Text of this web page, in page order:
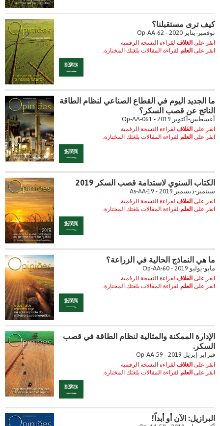
كيف ترى مستقبلنا؟
نوفمبر-يناير 2020 - Op-AA-62
انقر على الغلاف لقراءة النسخة الرقمية.
انقر على العلم لقراءة المقالات بلغتك المختارة.
ما الجديد اليوم في القطاع الصناعي لنظام الطاقة
الناتج عن قصب السكر؟
أغسطس-أكتوبر 2019 - Op-AA-061
انقر على الغلاف لقراءة النسخة الرقمية.
انقر على العلم لقراءة المقالات بلغتك المختارة.
الكتاب السنوي لاستدامة قصب السكر 2019
سبتمبر-ديسمبر 2019 - As-AA-19
انقر على الغلاف لقراءة النسخة الرقمية.
انقر على العلم لقراءة المقالات بلغتك المختارة.
ما هي النماذج الحالية في الزراعة؟
مايو-يوليو 2019 - Op-AA-60
انقر على الغلاف لقراءة النسخة الرقمية.
انقر على العلم لقراءة المقالات بلغتك المختارة.
الإدارة الممكنة والمثالية لنظام الطاقة في قصب
السكر.
فبراير-إبريل 2019 - Op-AA-59
انقر على الغلاف لقراءة النسخة الرقمية.
انقر على العلم لقراءة المقالات بلغتك المختارة.
البرازيل: الآن أو أبداً!